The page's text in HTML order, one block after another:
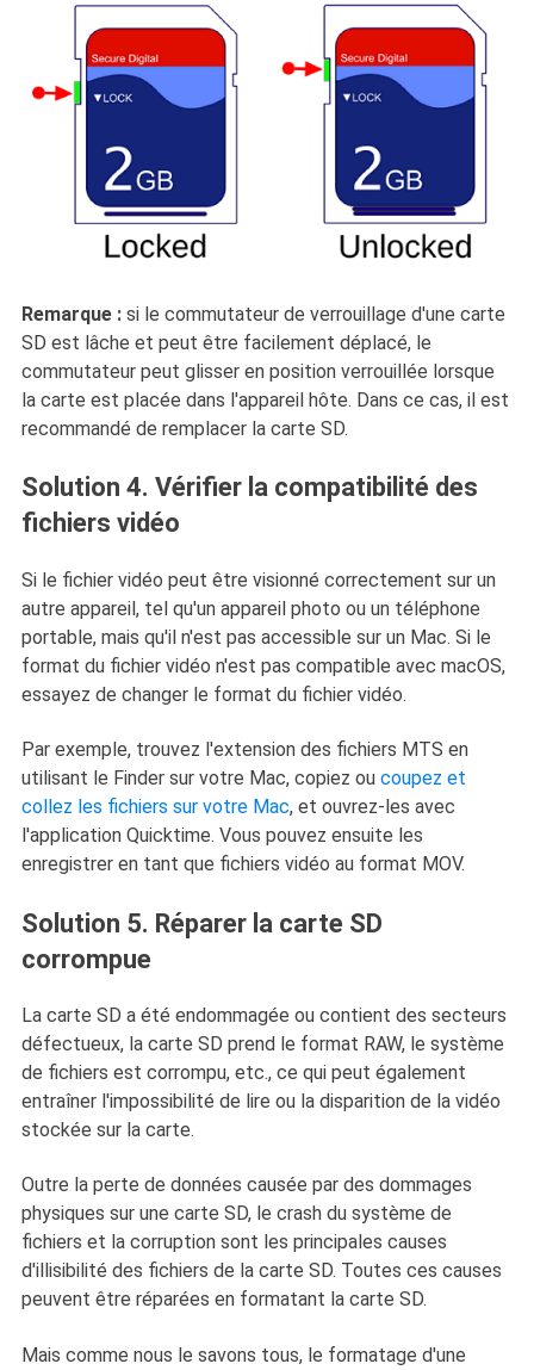
Remarque : si le commutateur de verrouillage d'une carte
SD est lâche et peut être facilement déplacé, le
commutateur peut glisser en position verrouillée lorsque
la carte est placée dans l'appareil hôte. Dans ce cas, il est
recommandé de remplacer la carte SD.
Solution 4. Vérifier la compatibilité des
fichiers vidéo
Si le fichier vidéo peut être visionné correctement sur un
autre appareil, tel qu'un appareil photo ou un téléphone
portable, mais qu'il n'est pas accessible sur un Mac. Si le
format du fichier vidéo n'est pas compatible avec macOS,
essayez de changer le format du fichier vidéo.
Par exemple, trouvez l'extension des fichiers MTS en
utilisant le Finder sur votre Mac, copiez ou coupez et
collez les fichiers sur votre Mac, et ouvrez-les avec
l'application Quicktime. Vous pouvez ensuite les
enregistrer en tant que fichiers vidéo au format MOV.
Solution 5. Réparer la carte SD
corrompue
La carte SD a été endommagée ou contient des secteurs
défectueux, la carte SD prend le format RAW, le système
de fichiers est corrompu, etc., ce qui peut également
entraîner l'impossibilité de lire ou la disparition de la vidéo
stockée sur la carte.
Outre la perte de données causée par des dommages
physiques sur une carte SD, le crash du système de
fichiers et la corruption sont les principales causes
d'illisibilité des fichiers de la carte SD. Toutes ces causes
peuvent être réparées en formatant la carte SD.
Mais comme nous le savons tous, le formatage d'une